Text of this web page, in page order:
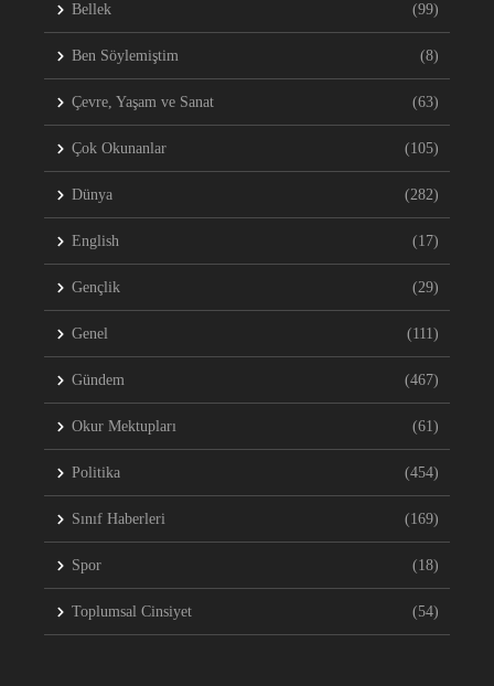
Bellek (99)
Ben Söylemiştim (8)
Çevre, Yaşam ve Sanat (63)
Çok Okunanlar (105)
Dünya (282)
English (17)
Gençlik (29)
Genel (111)
Gündem (467)
Okur Mektupları (61)
Politika (454)
Sınıf Haberleri (169)
Spor (18)
Toplumsal Cinsiyet (54)